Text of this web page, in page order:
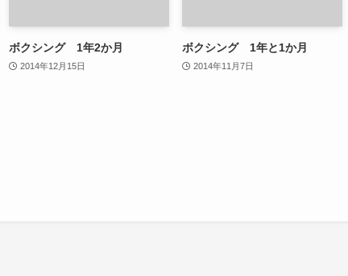
ボクシング 1年2か月
2014年12月15日
ボクシング 1年と1か月
2014年11月7日